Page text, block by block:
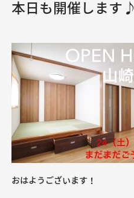
本日も開催します♪
おはようございます！